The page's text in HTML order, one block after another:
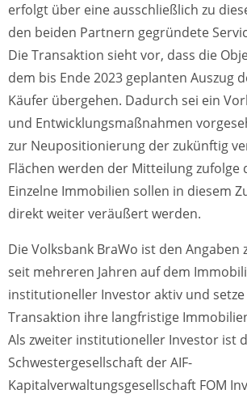
erfolgt über eine ausschließlich zu
den beiden Partnern gegründete
Die Transaktion sieht vor, dass die
dem bis Ende 2023 geplanten Auszug
Käufer übergehen. Dadurch sei ein
und Entwicklungsmaßnahmen
zur Neupositionierung der zukünftig
Flächen werden der Mitteilung zufolge
Einzelne Immobilien sollen in diesem
direkt weiter veräußert werden.
Die Volksbank BraWo ist den Angaben
seit mehreren Jahren auf dem
institutioneller Investor aktiv und
Transaktion ihre langfristige
Als zweiter institutioneller Investor ist
Schwestergesellschaft der AIF-
Kapitalverwaltungsgesellschaft FOM